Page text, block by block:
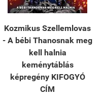
Kozmikus Szellemlovas
- A bébi Thanosnak meg
kell halnia
keménytáblás
képregény KIFOGYÓ
CÍM